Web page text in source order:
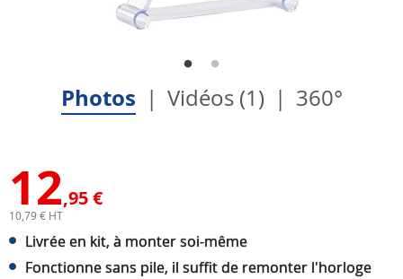
Photos Vidéos (1) 360°
12,95 €
10,79 € HT
Livrée en kit, à monter soi-même
Fonctionne sans pile, il suffit de remonter l'horloge